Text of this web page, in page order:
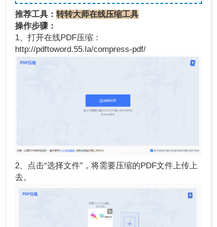
推荐工具：转转大师在线压缩工具
操作步骤：
1、打开在线PDF压缩：
http://pdftoword.55.la/compress-pdf/
2、点击“选择文件”，将需要压缩的PDF文件上传上
去。